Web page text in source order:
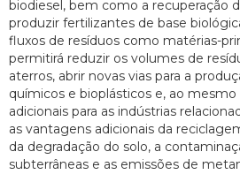
biodiesel, bem como a recuperação
produzir fertilizantes de base
fluxos de resíduos como matérias-
permitirá reduzir os volumes de
aterros, abrir novas vias para a
químicos e bioplásticos e, ao
adicionais para as indústrias
as vantagens adicionais da
da degradação do solo, a
subterrâneas e as emissões de